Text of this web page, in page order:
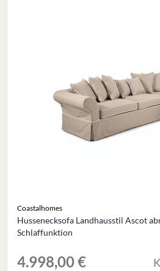
Coastalhomes
Hussenecksofa Landhausstil Ascot
Schlaffunktion
4.998,00 €